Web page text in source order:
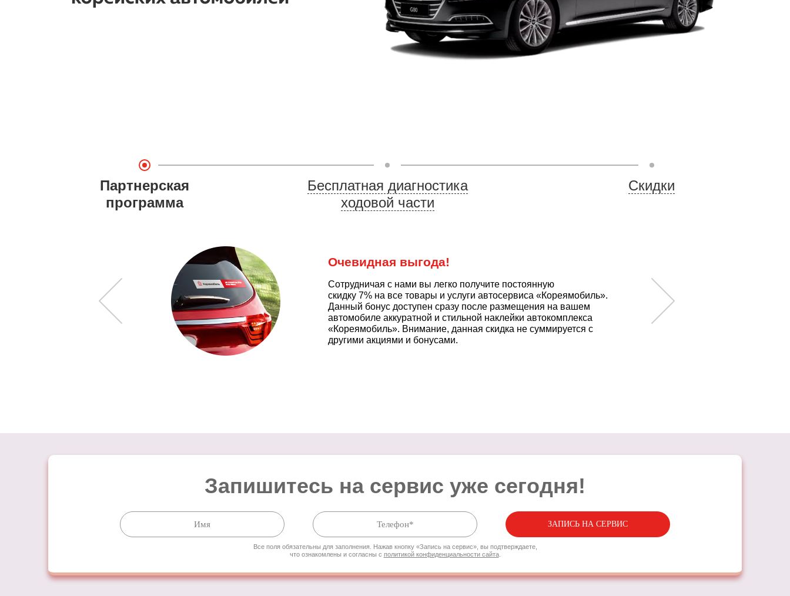
Партнерская
программа
Бесплатная диагностика
ходовой части
Скидки
Очевидная выгода!
Сотрудничая с нами вы легко получите постоянную
скидку 7% на все товары и услуги автосервиса «Кореямобиль».
Данный бонус доступен сразу после размещения на вашем
автомобиле аккуратной и стильной наклейки автокомплекса
«Кореямобиль». Внимание, данная скидка не суммируется с
другими акциями и бонусами.
Запишитесь на сервис уже сегодня!
ЗАПИСЬ НА СЕРВИС
Все поля обязательны для заполнения. Нажав кнопку «Запись на сервис», вы подтверждаете,
что ознакомлены и согласны с политикой конфиденциальности сайта.
Все поля обязательны для заполнения.
Нажав кнопку «Запись на сервис», вы подтверждаете,
что ознакомлены и согласны
сполитикой конфиденциальности сайта.